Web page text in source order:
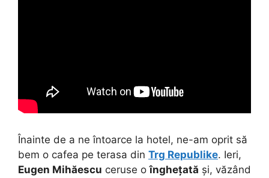
Înainte de a ne întoarce la hotel, ne-am oprit să
bem o cafea pe terasa din Trg Republike. Ieri,
Eugen Mihăescu ceruse oînghețată și, văzând